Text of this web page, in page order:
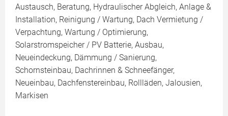
Austausch, Beratung, Hydraulischer Abgleich, Anlage &
Installation, Reinigung / Wartung, Dach Vermietung /
Verpachtung, Wartung / Optimierung,
Solarstromspeicher / PV Batterie, Ausbau,
Neueindeckung, Dämmung / Sanierung,
Schornsteinbau, Dachrinnen & Schneefänger,
Neueinbau, Dachfenstereinbau, Rollläden, Jalousien,
Markisen